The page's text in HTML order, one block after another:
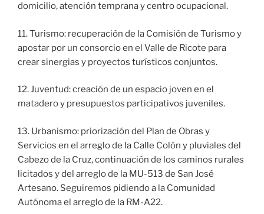
domicilio, atención temprana y centro ocupacional.
11. Turismo: recuperación de la Comisión de Turismo y
apostar por un consorcio en el Valle de Ricote para
crear sinergias y proyectos turísticos conjuntos.
12. Juventud: creación de un espacio joven en el
matadero y presupuestos participativos juveniles.
13. Urbanismo: priorización del Plan de Obras y
Servicios en el arreglo de la Calle Colón y pluviales del
Cabezo de la Cruz, continuación de los caminos rurales
licitados y del arreglo de la MU-513 de San José
Artesano. Seguiremos pidiendo a la Comunidad
Autónoma el arreglo de la RM-A22.